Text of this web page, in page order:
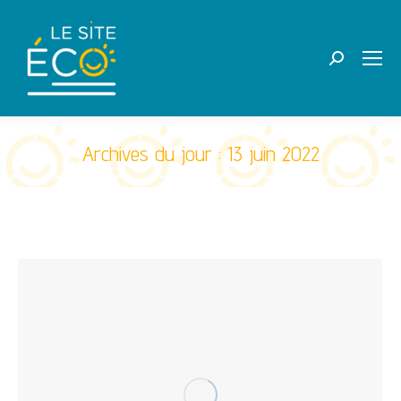
Recherche
Archives du jour :13 juin 2022